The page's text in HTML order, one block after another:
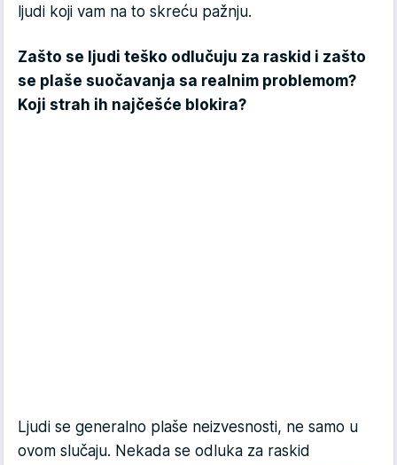
ljudi koji vam na to skreću pažnju.
Zašto se ljudi teško odlučuju za raskid i zašto
se plaše suočavanja sa realnim problemom?
Koji strah ih najčešće blokira?
Ljudi se generalno plaše neizvesnosti, ne samo u
ovom slučaju. Nekada se odluka za raskid